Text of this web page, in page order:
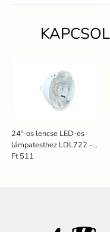
24°-os lencse LED-es
lámpatesthez LDL722 -
L71224
Ft 511